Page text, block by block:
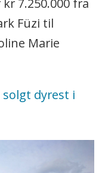
7.250.000 fra
Füzi til
Marie
solgt dyrest i